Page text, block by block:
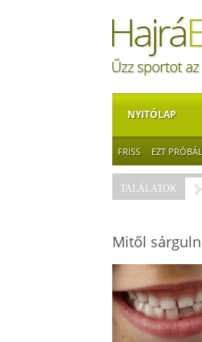
NYITÓLAP
FRISS EZT
TALÁLATOK
Mitől